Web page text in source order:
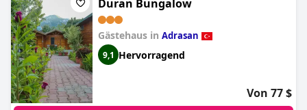
Duran Bungalow
Gästehaus in Adrasan
9,1 Hervorragend
Von 77 $